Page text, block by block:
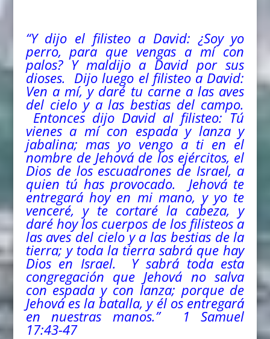
“Y dijo el filisteo a David: ¿Soy yo
perro, para que vengas a mí con
palos? Y maldijo a David por sus
dioses. Dijo luego el filisteo a David:
Ven a mí, y daré tu carne a las aves
delcielo y a las bestias del campo.
Entonces dijo David al filisteo: Tú
vienes a mí con espada y lanza y
jabalina; mas yo vengo a ti en el
nombre de Jehová de los ejércitos, el
Dios de los escuadrones de Israel, a
quien tú has provocado. Jehová te
entregará hoy en mi mano, y yo te
venceré, y te cortaré la cabeza, y
daré hoy los cuerpos de los filisteos a
las aves del cielo y a las bestias de la
tierra; y toda la tierra sabrá que hay
Dios en Israel. Y sabrá toda esta
congregación que Jehová no salva
con espada y con lanza; porque de
Jehová es la batalla, y él os entregará
en nuestras manos.” 1 Samuel
17:43-47